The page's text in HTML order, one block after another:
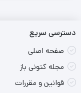
دسترسی سریع
صفحه اصلی
مجله کتونی باز
قوانین و مقررات